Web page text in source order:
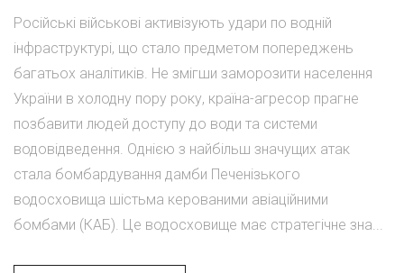
Російські військові активізують удари по водній
інфраструктурі, що стало предметом попереджень
багатьох аналітиків. Не змігши заморозити населення
України в холодну пору року, країна-агресор прагне
позбавити людей доступу до води та системи
водовідведення. Однією з найбільш значущих атак
стала бомбардування дамби Печенізького
водосховища шістьма керованими авіаційними
бомбами (КАБ). Це водосховище має стратегічне зна...